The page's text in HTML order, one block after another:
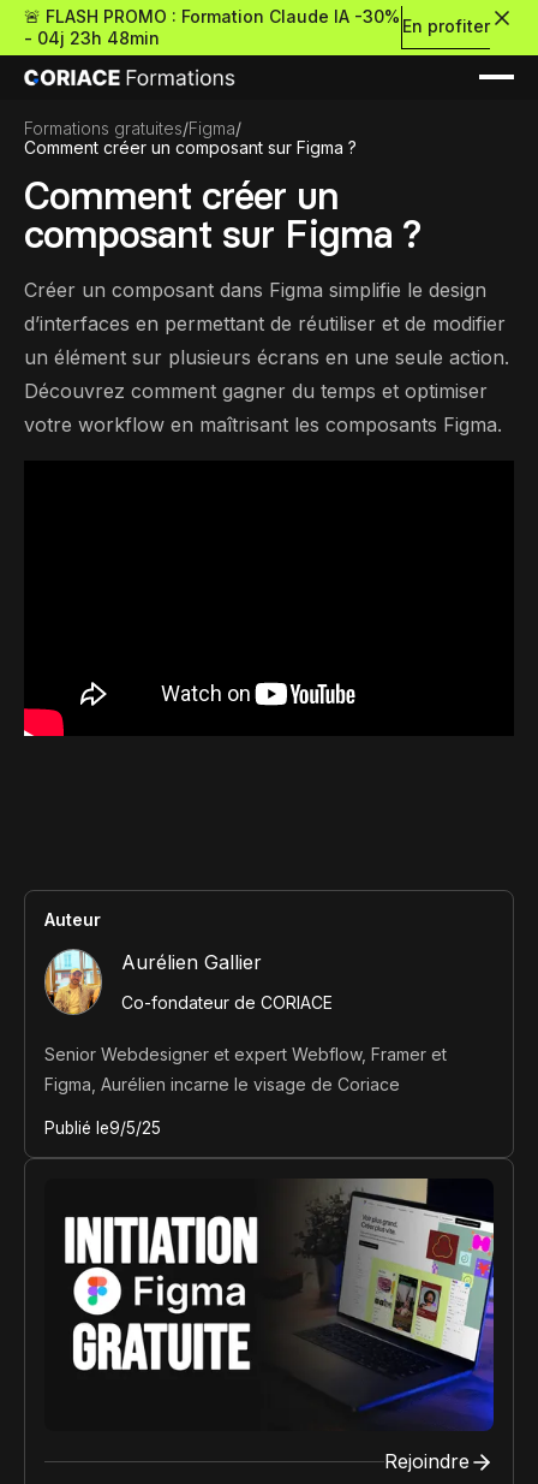
🚨 FLASH PROMO : Formation Claude IA -30%
- 04j 23h 48min
En profiter
Ressources Premium
Les métiers du
Devenir affilié(e)
Formations gratuites/Figma/
Comment créer un composant sur Figma ?
Comment créer un
composant sur Figma ?
Créer un composant dans Figma simplifie le design
d’interfaces en permettant de réutiliser et de modifier
un élément sur plusieurs écrans en une seule action.
Découvrez comment gagner du temps et optimiser
votre workflow en maîtrisant les composants Figma.
Auteur
Aurélien Gallier
Co-fondateur de CORIACE
Senior Webdesigner et expert Webflow, Framer et
Figma, Aurélien incarne le visage de Coriace
Publié le9/5/25
Rejoindre